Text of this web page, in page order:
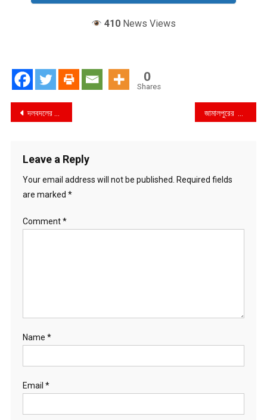
410 News Views
0
Shares
Post
দলবদলের রাজনীতি থেকে পদোন্নতির লড়াই : প্রাণিসম্পদ অধিদপ্তরে মো. শাহজামান খানকে ঘিরে বিতর্ক !
Leave a Reply
Your email address will not be published.
Required fields
are marked *
Comment*
Name *
Email *